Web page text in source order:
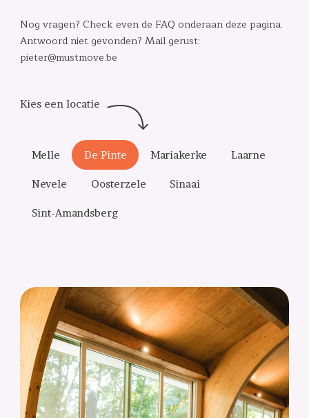
Nog vragen? Check even de FAQ onderaan deze pagina.
Antwoord niet gevonden? Mail gerust:
pieter@mustmove.be
Melle De Pinte Mariakerke Laarne
Nevele Oosterzele Sinaai
Sint-Amandsberg